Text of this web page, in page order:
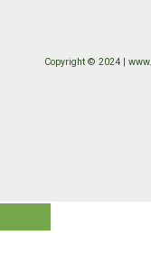
Copyright © 2024 |